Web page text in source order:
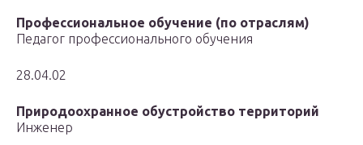
Профессиональное обучение (по отраслям)
Педагог профессионального обучения
28.04.02
Природоохранное обустройство территорий
Инженер